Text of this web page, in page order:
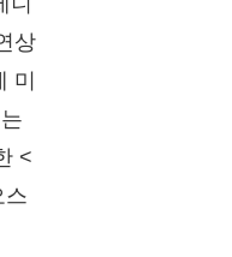
상
미
<
스